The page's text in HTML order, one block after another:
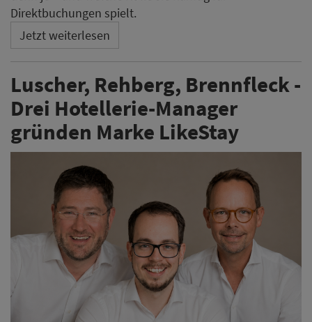
Direktbuchungen spielt.
Jetzt weiterlesen
Luscher, Rehberg, Brennfleck -
Drei Hotellerie-Manager
gründen Marke LikeStay